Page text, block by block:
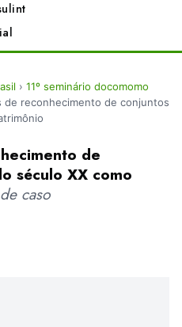
int
› 11º seminário docomomo
de reconhecimento de conjuntos
de
século XX como
caso